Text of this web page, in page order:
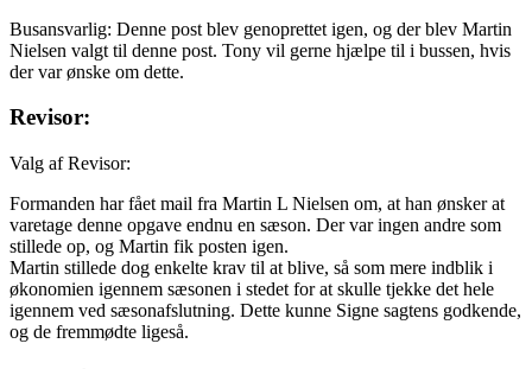
Busansvarlig: Denne post blev genoprettet igen, og der blev Martin
Nielsen valgt til denne post. Tony vil gerne hjælpe til i bussen, hvis
der var ønske om dette.
Revisor:
Valg af Revisor:
Formanden har fået mail fra Martin L Nielsen om, at han ønsker at
varetage denne opgave endnu en sæson. Der var ingen andre som
stillede op, og Martin fik posten igen.
Martin stillede dog enkelte krav til at blive, så som mere indblik i
økonomien igennem sæsonen i stedet for at skulle tjekke det hele
igennem ved sæsonafslutning. Dette kunne Signe sagtens godkende,
og de fremmødte ligeså.